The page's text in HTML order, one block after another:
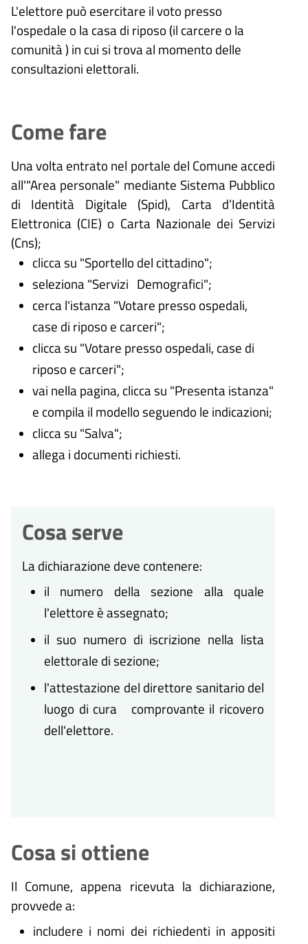
L'elettore può esercitare il voto presso
l'ospedale o la casa di riposo (il carcere o la
comunità ) in cui si trova al momento delle
consultazioni elettorali.
Come fare
Una volta entrato nel portale del Comune accedi
all'"Area personale" mediante Sistema Pubblico
di Identità Digitale (Spid), Carta d’Identità
Elettronica (CIE) o Carta Nazionale dei Servizi
(Cns);
clicca su "Sportello del cittadino";
seleziona "Servizi Demografici";
cerca l'istanza "Votare presso ospedali,
case di riposo e carceri";
clicca su "Votare presso ospedali, case di
riposo e carceri";
vai nella pagina, clicca su "Presenta istanza"
e compila il modello seguendo le indicazioni;
clicca su "Salva";
allega i documenti richiesti.
Cosa serve
La dichiarazione deve contenere:
il numero della sezione alla quale
l'elettore è assegnato;
il suo numero di iscrizione nella lista
elettorale di sezione;
l'attestazione del direttore sanitario del
luogo di cura comprovante il ricovero
dell'elettore.
Cosa si ottiene
Il Comune, appena ricevuta la dichiarazione,
provvede a:
includere i nomi dei richiedenti in appositi